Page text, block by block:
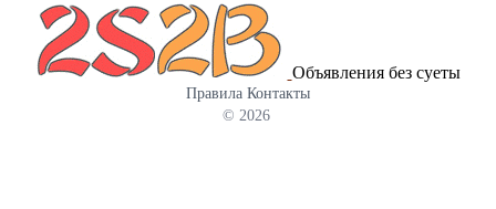
Объявления без суеты
Правила Контакты
© 2026